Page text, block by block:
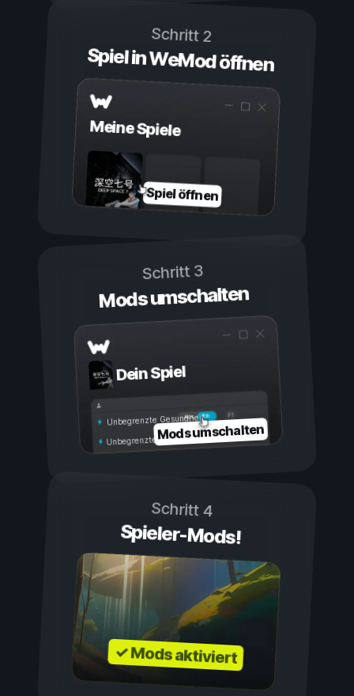
Schritt 2
Spiel in WeMod öffnen
Meine Spiele
Spiel öffnen
Schritt 3
Mods umschalten
Dein Spiel
Ein
Aus
Unbegrenzte Gesundheit
Unbegrenzte AusdauerMods umschalten
Schritt 4
Spieler-Mods!
✓ Mods aktiviert